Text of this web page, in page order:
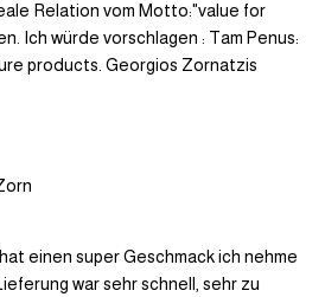
Relation vom Motto:"value for
Ich würde vorschlagen : Tam Penus:
products. Georgios Zornatzis
einen super Geschmack ich nehme
war sehr schnell, sehr zu